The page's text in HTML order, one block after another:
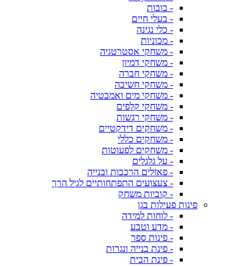
- בובות
- בעלי חיים
- כלי נגינה
- מכוניות
- משחקי אסטרטגיה
- משחקי דמיון
- משחקי חברה
- משחקי חשיבה
- משחקי מים ואמבטיה
- משחקי קלפים
- משחקי רגשות
- משחקים דידקטיים
- משחקים כללי
- משחקים לפעוטות
- על גלגלים
- פאזלים הרכבות ובנייה
- צעצועים התפתחותיים לגיל הרך
- קוביות משחק
פינות פעילות בגן
- לוחות למידה
- מדע וטבע
- פינות ספר
- פינת בנייה ונגרות
- פינת הבית